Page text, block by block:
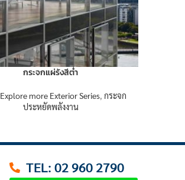
กระจกแผ่รังสีต่ำ
Explore more Exterior Series, กระจก
ประหยัดพลังงาน
TEL: 02 960 2790